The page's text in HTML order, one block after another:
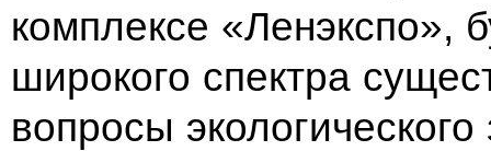
комплексе «Ленэкспо»,
широкого спектра
вопросы